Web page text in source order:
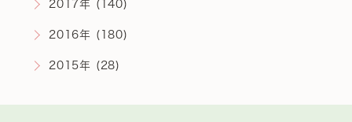
2017年 (140)
2016年 (180)
2015年 (28)